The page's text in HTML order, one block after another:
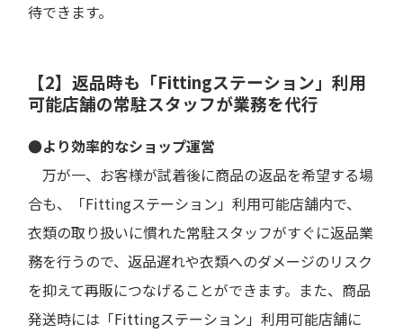
待できます。
【2】返品時も「Fittingステーション」利用
可能店舗の常駐スタッフが業務を代行
●より効率的なショップ運営
万が一、お客様が試着後に商品の返品を希望する場
合も、「Fittingステーション」利用可能店舗内で、
衣類の取り扱いに慣れた常駐スタッフがすぐに返品業
務を行うので、返品遅れや衣類へのダメージのリスク
を抑えて再販につなげることができます。また、商品
発送時には「Fittingステーション」利用可能店舗に